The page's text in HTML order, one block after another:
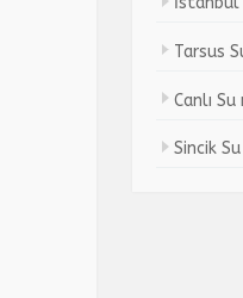
Tarsus
Canlı
Sincik